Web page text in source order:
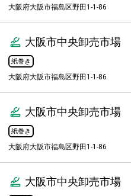
大阪府大阪市福島区野田1-1-86
大阪市中央卸売市場
紙巻き
大阪府大阪市福島区野田1-1-86
大阪市中央卸売市場
紙巻き
大阪府大阪市福島区野田1-1-86
大阪市中央卸売市場